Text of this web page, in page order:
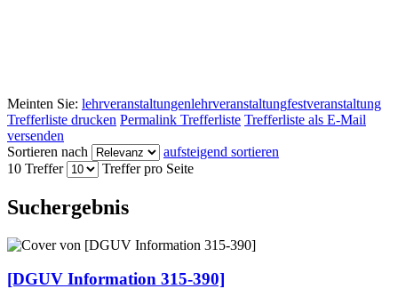
Meinten Sie: lehrveranstaltungenlehrveranstaltungfestveranstaltung
Trefferliste drucken Permalink Trefferliste Trefferliste als E-Mail
versenden
Sortieren nach
aufsteigend sortieren
10 Treffer
Treffer pro Seite
Suchergebnis
[DGUV Information 315-390]